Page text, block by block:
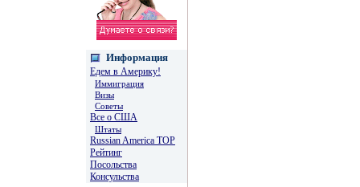
Информация
Едем в Америку!
Иммиграция
Визы
Советы
Все о США
Штаты
Russian America TOP
Рейтинг
Посольства
Консульства